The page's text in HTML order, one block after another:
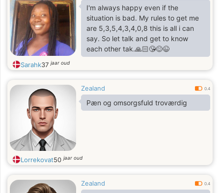
I'm always happy even if the
situation is bad. My rules to get me
are 5,3,5,4,3,4,0,8 this is all i can
say. So let talk and get to know
each other tak.🙏🏻😘😊😉
Sarahk37jaar oud
Zealand 0.4
Pæn og omsorgsfuld troværdig
Lorrekovat50jaar oud
Zealand 0.4